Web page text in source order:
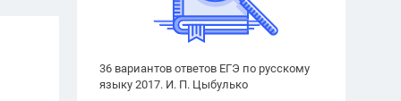
36 вариантов ответов ЕГЭ по русскому
языку 2017. И. П. Цыбулько